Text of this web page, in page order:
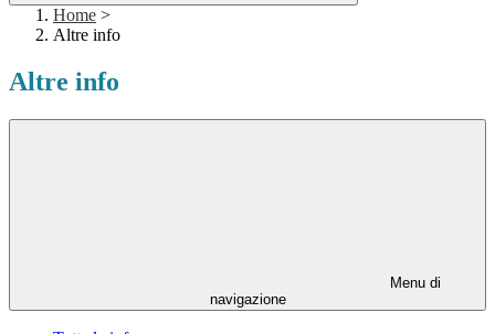
Home >
Altre info
Altre info
Menu di
navigazione